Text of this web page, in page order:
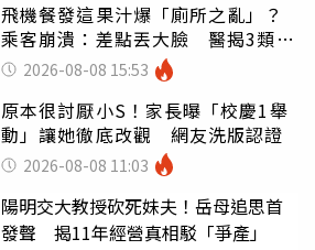
飛機餐發這果汁爆「廁所之亂」？
乘客崩潰：差點丟大臉 醫揭3類人
別亂喝
2026-08-08 15:53
原本很討厭小S！家長曝「校慶1舉
動」讓她徹底改觀 網友洗版認證
2026-08-08 11:03
陽明交大教授砍死妹夫！岳母追思首
發聲 揭11年經營真相駁「爭產」